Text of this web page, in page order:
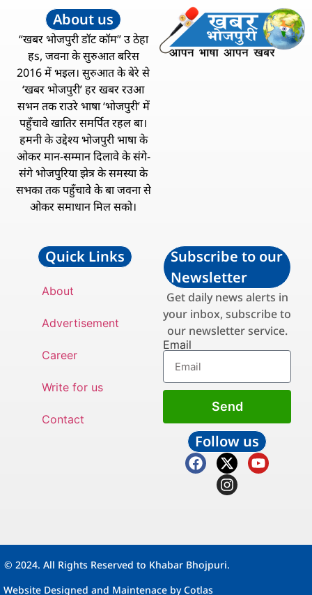
About us
“खबर भोजपुरी डॉट कॉम” उ ठेहा
हs, जवना के सुरुआत बरिस
2016 में भइल। सुरुआत के बेरे से
‘खबर भोजपुरी’ हर खबर रउआ
सभन तक राउरे भाषा ‘भोजपुरी’ में
पहुँचावे खातिर समर्पित रहल बा।
हमनी के उद्देश्य भोजपुरी भाषा के
ओकर मान-सम्मान दिलावे के संगे-
संगे भोजपुरिया झेत्र के समस्या के
सभका तक पहुँचावे के बा जवना से
ओकर समाधान मिल सको।
Quick Links
About
Advertisement
Career
Write for us
Contact
Subscribe to our
Newsletter
Get daily news alerts in
your inbox, subscribe to
our newsletter service.
Email
Send
Follow us
© 2024. All Rights Reserved to Khabar Bhojpuri.
Website Designed and Maintenace byCotlas